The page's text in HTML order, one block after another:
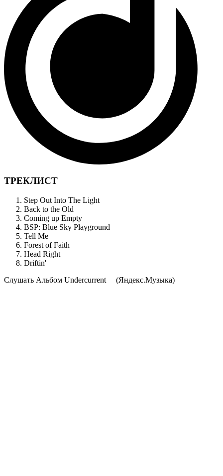
ТРЕКЛИСТ
Step Out Into The Light
Back to the Old
Coming up Empty
BSP: Blue Sky Playground
Tell Me
Forest of Faith
Head Right
Driftin'
Cлушать Альбом Undercurrent
(Яндекс.Музыка)